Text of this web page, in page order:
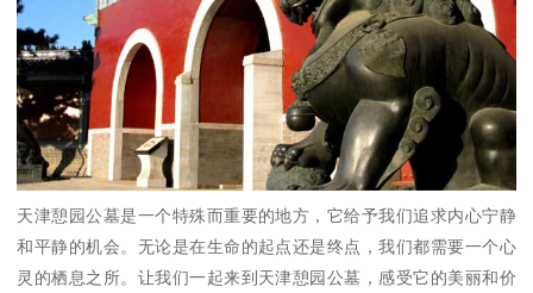
天津憩园公墓是一个特殊而重要的地方，它给予我们追求内心宁静
和平静的机会。无论是在生命的起点还是终点，我们都需要一个心
灵的栖息之所。让我们一起来到天津憩园公墓，感受它的美丽和价